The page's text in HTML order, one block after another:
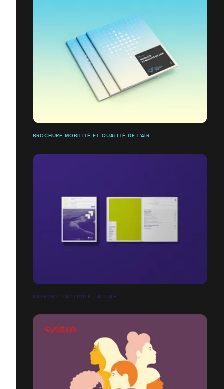
BROCHURE MOBILITÉ ET QUALITÉ DE L'AIR
RAPPORT D'ACTIVITÉ - AUDAP